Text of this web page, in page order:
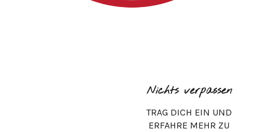
Nichts verpassen
TRAG DICH EIN UND
ERFAHRE MEHR ZU